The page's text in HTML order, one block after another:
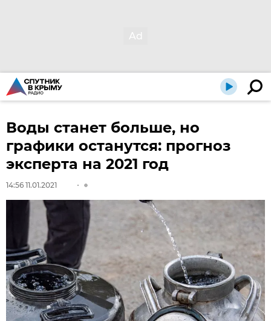
Воды станет больше, но
графики останутся: прогноз
эксперта на 2021 год
14:56 11.01.2021